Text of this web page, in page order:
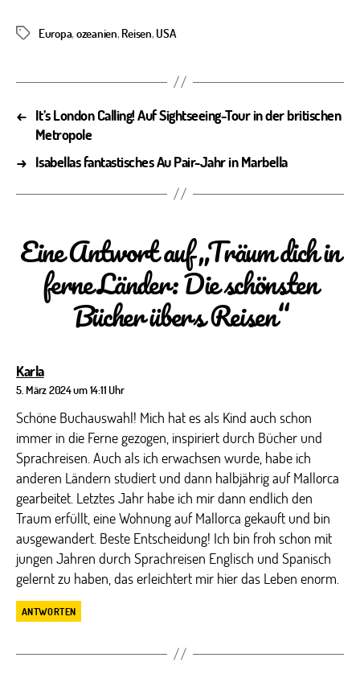
Schlagwörter
Europa, ozeanien, Reisen, USA
← It’s London Calling! Auf Sightseeing-Tour in der britischen
Metropole
→ Isabellas fantastisches Au Pair-Jahr in Marbella
Eine Antwort auf „Träum dich in
ferne Länder: Die schönsten
Bücher übers Reisen“
Karlasagt:
5. März 2024 um 14:11 Uhr
Schöne Buchauswahl! Mich hat es als Kind auch schon
immer in die Ferne gezogen, inspiriert durch Bücher und
Sprachreisen. Auch als ich erwachsen wurde, habe ich
anderen Ländern studiert und dann halbjährig auf Mallorca
gearbeitet. Letztes Jahr habe ich mir dann endlich den
Traum erfüllt, eine Wohnung auf Mallorca gekauft und bin
ausgewandert. Beste Entscheidung! Ich bin froh schon mit
jungen Jahren durch Sprachreisen Englisch und Spanisch
gelernt zu haben, das erleichtert mir hier das Leben enorm.
ANTWORTEN